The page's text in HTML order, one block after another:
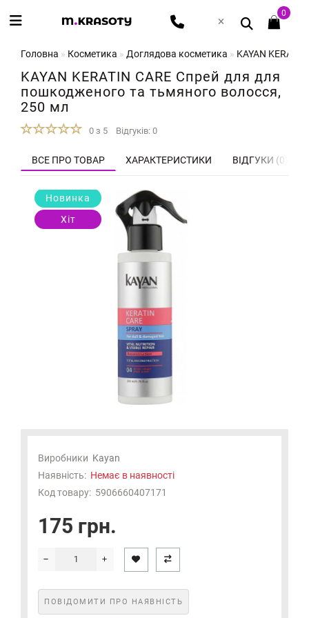
0
Головна Косметика Доглядова косметика KAYAN
KAYAN KERATIN CARE Спрей для для
пошкодженого та тьмяного волосся,
250 мл
0 з 5 Відгуків: 0
ВСЕ ПРО ТОВАР ХАРАКТЕРИСТИКИ ВІДГУКИ (0)
Новинка
Хіт
Виробники Kayan
Наявність: Немає в наявності
Код товару: 5906660407171
175 грн.
ПОВІДОМИТИ ПРО НАЯВНІСТЬ